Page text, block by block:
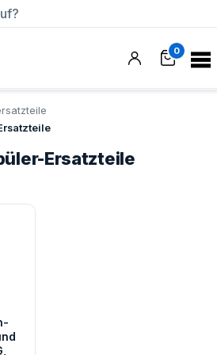
0
Ersatzteile